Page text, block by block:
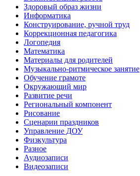
Здоровый образ жизни
Информатика
Конструирование, ручной труд
Коррекционная педагогика
Логопедия
Математика
Материалы для родителей
Музыкально-ритмическое занятие
Обучение грамоте
Окружающий мир
Развитие речи
Региональный компонент
Рисование
Сценарии праздников
Управление ДОУ
Физкультура
Разное
Аудиозаписи
Видеозаписи